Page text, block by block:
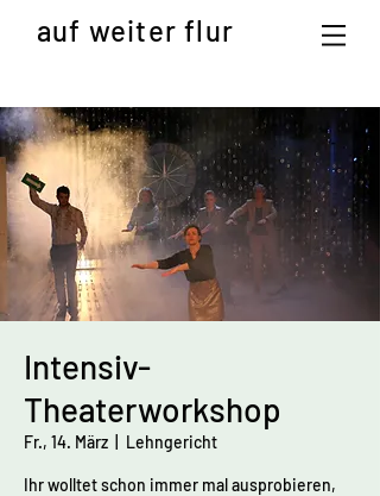
auf weiter flur
Intensiv-
Theaterworkshop
Fr., 14. März Lehngericht
Ihr wolltet schon immer mal ausprobieren,